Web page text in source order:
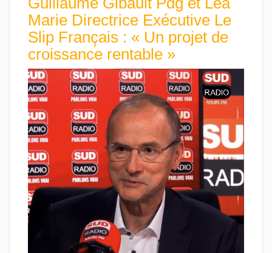
Marie Directrice Exécutive Le
Slip Français : « Un projet de
croissance rentable »